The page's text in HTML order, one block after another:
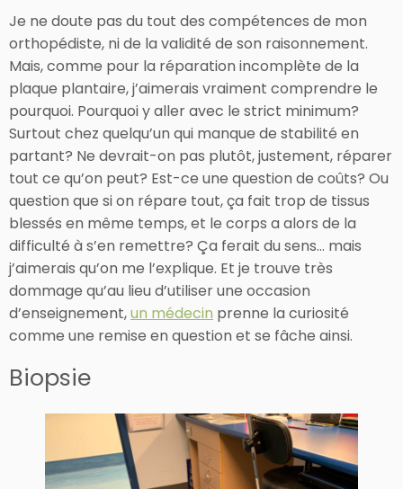
Je ne doute pas du tout des compétences de mon
orthopédiste, ni de la validité de son raisonnement.
Mais, comme pour la réparation incomplète de la
plaque plantaire, j’aimerais vraiment comprendre le
pourquoi. Pourquoi y aller avec le strict minimum?
Surtout chez quelqu’un qui manque de stabilité en
partant? Ne devrait-on pas plutôt, justement, réparer
tout ce qu’on peut? Est-ce une question de coûts? Ou
question que si on répare tout, ça fait trop de tissus
blessés en même temps, et le corps a alors de la
difficulté à s’en remettre? Ça ferait du sens… mais
j’aimerais qu’on me l’explique. Et je trouve très
dommage qu’au lieu d’utiliser une occasion
d’enseignement,un médecin prenne la curiosité
comme une remise en question et se fâche ainsi.
Biopsie